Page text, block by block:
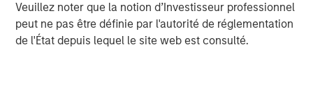
Veuillez noter que la notion d’Investisseur professionnel
peut ne pas être définie par l'autorité de réglementation
de l'État depuis lequel le site web est consulté.
sectors. Yield-to-Worst and Taxable-
Equivalent Yields for Municipal Indexes